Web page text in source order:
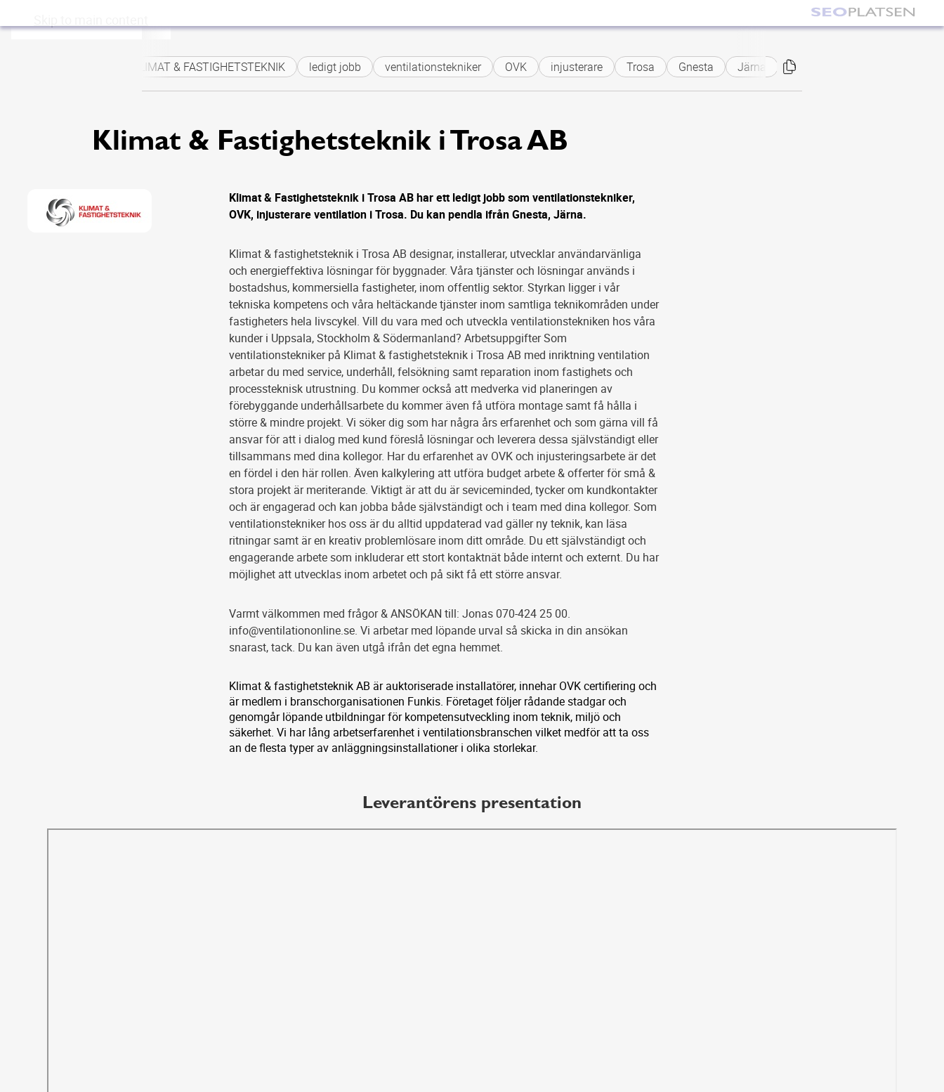
KLIMAT & FASTIGHETSTEKNIK ledigt jobb ventilationstekniker OVK injusterare Trosa Gnesta Järna
Klimat & Fastighetsteknik i Trosa AB
Klimat & Fastighetsteknik i Trosa AB har ett ledigt jobb som ventilationstekniker,
OVK, injusterare ventilation i Trosa. Du kan pendla ifrån Gnesta, Järna.
Klimat & fastighetsteknik i Trosa AB designar, installerar, utvecklar användarvänliga
och energieffektiva lösningar för byggnader. Våra tjänster och lösningar används i
bostadshus, kommersiella fastigheter, inom offentlig sektor. Styrkan ligger i vår
tekniska kompetens och våra heltäckande tjänster inom samtliga teknikområden under
fastigheters hela livscykel. Vill du vara med och utveckla ventilationstekniken hos våra
kunder i Uppsala, Stockholm & Södermanland? Arbetsuppgifter Som
ventilationstekniker på Klimat & fastighetsteknik i Trosa AB med inriktning ventilation
arbetar du med service, underhåll, felsökning samt reparation inom fastighets och
processteknisk utrustning. Du kommer också att medverka vid planeringen av
förebyggande underhållsarbete du kommer även få utföra montage samt få hålla i
större & mindre projekt. Vi söker dig som har några års erfarenhet och som gärna vill få
ansvar för att i dialog med kund föreslå lösningar och leverera dessa självständigt eller
tillsammans med dina kollegor. Har du erfarenhet av OVK och injusteringsarbete är det
en fördel i den här rollen. Även kalkylering att utföra budget arbete & offerter för små &
stora projekt är meriterande. Viktigt är att du är seviceminded, tycker om kundkontakter
och är engagerad och kan jobba både självständigt och i team med dina kollegor. Som
ventilationstekniker hos oss är du alltid uppdaterad vad gäller ny teknik, kan läsa
ritningar samt är en kreativ problemlösare inom ditt område. Du ett självständigt och
engagerande arbete som inkluderar ett stort kontaktnät både internt och externt. Du har
möjlighet att utvecklas inom arbetet och på sikt få ett större ansvar.
Varmt välkommen med frågor & ANSÖKAN till: Jonas 070-424 25 00.
info@ventilationonline.se. Vi arbetar med löpande urval så skicka in din ansökan
snarast, tack. Du kan även utgå ifrån det egna hemmet.
Klimat & fastighetsteknik AB är auktoriserade installatörer, innehar OVK certifiering och
är medlem i branschorganisationen Funkis. Företaget följer rådande stadgar och
genomgår löpande utbildningar för kompetensutveckling inom teknik, miljö och
säkerhet. Vi har lång arbetserfarenhet i ventilationsbranschen vilket medför att ta oss
an de flesta typer av anläggningsinstallationer i olika storlekar.
Leverantörens presentation